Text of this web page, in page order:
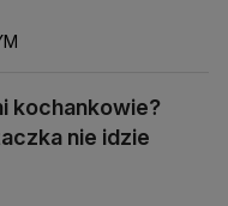
kochankowie?
nie idzie